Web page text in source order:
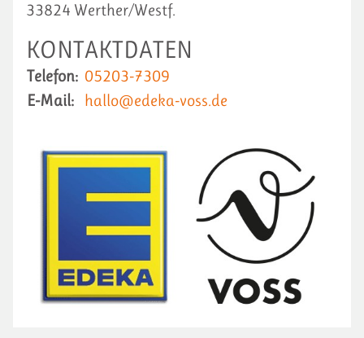
33824 Werther/Westf.
KONTAKTDATEN
Telefon: 05203-7309
E-Mail:
hallo@edeka-voss.de